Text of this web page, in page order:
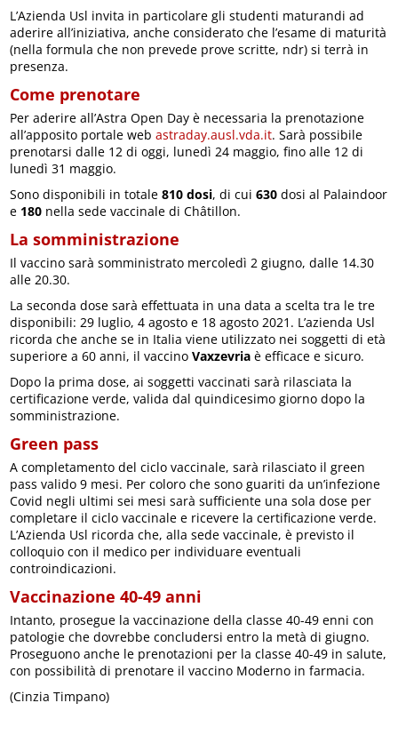
L’Azienda Usl invita in particolare gli studenti maturandi ad
aderire all’iniziativa, anche considerato che l’esame di maturità
(nella formula che non prevede prove scritte, ndr) si terrà in
presenza.
Come prenotare
Per aderire all’Astra Open Day è necessaria la prenotazione
all’apposito portale webastraday.ausl.vda.it. Sarà possibile
prenotarsi dalle 12 di oggi, lunedì 24 maggio, fino alle 12 di
lunedì 31 maggio.
Sono disponibili in totale810 dosi, di cui630 dosi al Palaindoor
e 180 nella sede vaccinale di Châtillon.
La somministrazione
Il vaccino sarà somministrato mercoledì 2 giugno, dalle 14.30
alle 20.30.
La seconda dose sarà effettuata in una data a scelta tra le tre
disponibili: 29 luglio, 4 agosto e 18 agosto 2021. L’azienda Usl
ricorda che anche se in Italia viene utilizzato nei soggetti di età
superiore a 60 anni, il vaccinoVaxzevria è efficace e sicuro.
Dopo la prima dose, ai soggetti vaccinati sarà rilasciata la
certificazione verde, valida dal quindicesimo giorno dopo la
somministrazione.
Green pass
A completamento del ciclo vaccinale, sarà rilasciato il green
pass valido 9 mesi. Per coloro che sono guariti da un’infezione
Covid negli ultimi sei mesi sarà sufficiente una sola dose per
completare il ciclo vaccinale e ricevere la certificazione verde.
L’Azienda Usl ricorda che, alla sede vaccinale, è previsto il
colloquio con il medico per individuare eventuali
controindicazioni.
Vaccinazione 40-49 anni
Intanto, prosegue la vaccinazione della classe 40-49 enni con
patologie che dovrebbe concludersi entro la metà di giugno.
Proseguono anche le prenotazioni per la classe 40-49 in salute,
con possibilità di prenotare il vaccino Moderno in farmacia.
(Cinzia Timpano)